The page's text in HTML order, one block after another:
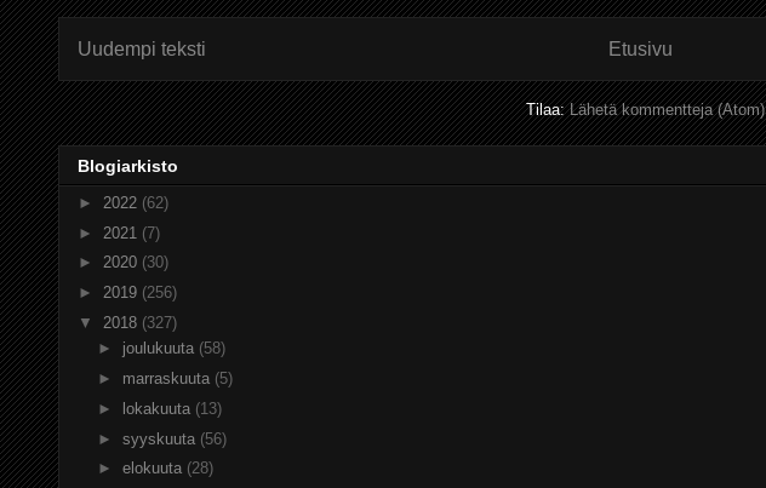
Uudempi teksti Etusivu
Tilaa:Lähetä kommentteja (Atom)
Blogiarkisto
► 2022 (62)
► 2021 (7)
► 2020 (30)
► 2019 (256)
▼ 2018 (327)
► joulukuuta (58)
► marraskuuta (5)
►
lokakuuta (13)
► syyskuuta (56)
► elokuuta (28)